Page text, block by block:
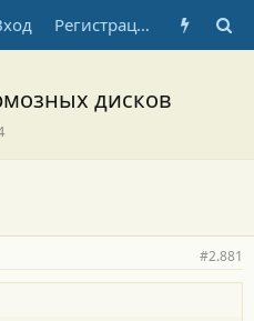
Регистрация
дисков
#2.881